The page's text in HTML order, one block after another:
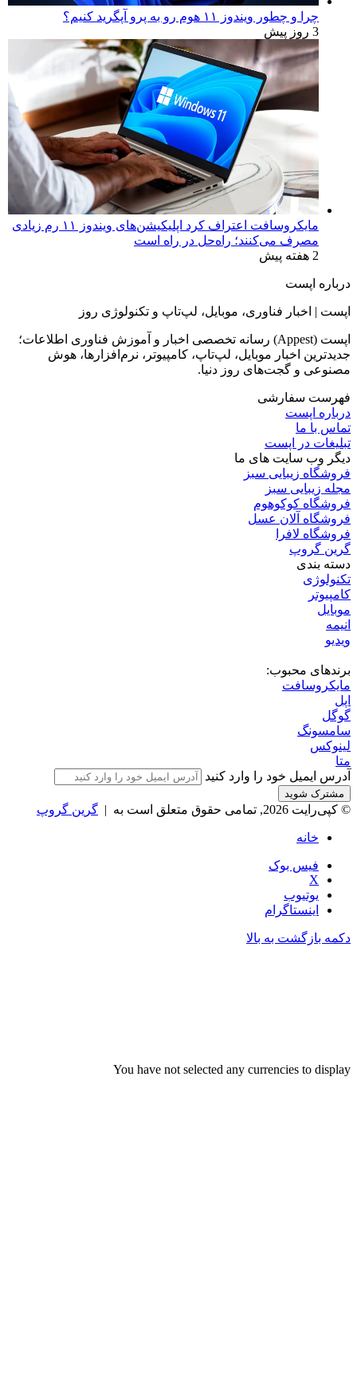
چرا و چطور ویندوز ۱۱ هوم رو به پرو آپگرید کنیم؟
3 روز پیش
مایکروسافت اعتراف کرد اپلیکیشن‌های ویندوز ۱۱ رم زیادی
مصرف می‌کنند؛ راه‌حل در راه است
2 هفته پیش
درباره اپست
اپست | اخبار فناوری، موبایل، لپ‌تاپ و تکنولوژی روز
اپست (Appest) رسانه تخصصی اخبار و آموزش فناوری اطلاعات؛
جدیدترین اخبار موبایل، لپ‌تاپ، کامپیوتر، نرم‌افزارها، هوش
مصنوعی و گجت‌های روز دنیا.
فهرست سفارشی
درباره اپست
تماس با ما
تبلیغات در اپست
دیگر وب سایت های ما
فروشگاه زیبایی سبز
مجله زیبایی سبز
فروشگاه کوکوهوم
فروشگاه آلان عسل
فروشگاه لافرا
گرین گروپ
دسته بندی
تکنولوژی
کامپیوتر
موبایل
انیمه
ویدیو
برندهای محبوب:
مایکروسافت
اپل
گوگل
سامسونگ
لینوکس
متا
آدرس ایمیل خود را وارد کنید
© کپی‌رایت 2026, تمامی حقوق متعلق است به | گرین گروپ
خانه
فیس بوک
X
یوتیوب
اینستاگرام
دکمه بازگشت به بالا
You have not selected any currencies to display